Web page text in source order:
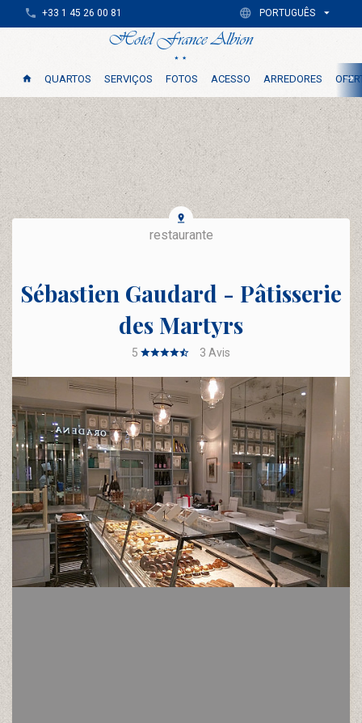
QUARTOS SERVIÇOS FOTOS ACESSO ARREDORES
+33 1 45 26 00 81 PORTUGUÊS
restaurante
Sébastien Gaudard - Pâtisserie
des Martyrs
5 3 Avis